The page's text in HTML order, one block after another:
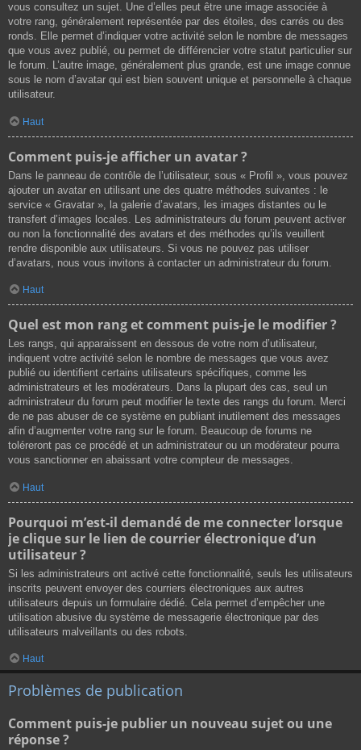
vous consultez un sujet. Une d’elles peut être une image associée à
votre rang, généralement représentée par des étoiles, des carrés ou des
ronds. Elle permet d’indiquer votre activité selon le nombre de messages
que vous avez publié, ou permet de différencier votre statut particulier sur
le forum. L’autre image, généralement plus grande, est une image connue
sous le nom d’avatar qui est bien souvent unique et personnelle à chaque
utilisateur.
Haut
Comment puis-je afficher un avatar ?
Dans le panneau de contrôle de l’utilisateur, sous « Profil », vous pouvez
ajouter un avatar en utilisant une des quatre méthodes suivantes : le
service « Gravatar », la galerie d’avatars, les images distantes ou le
transfert d’images locales. Les administrateurs du forum peuvent activer
ou non la fonctionnalité des avatars et des méthodes qu’ils veuillent
rendre disponible aux utilisateurs. Si vous ne pouvez pas utiliser
d’avatars, nous vous invitons à contacter un administrateur du forum.
Haut
Quel est mon rang et comment puis-je le modifier ?
Les rangs, qui apparaissent en dessous de votre nom d’utilisateur,
indiquent votre activité selon le nombre de messages que vous avez
publié ou identifient certains utilisateurs spécifiques, comme les
administrateurs et les modérateurs. Dans la plupart des cas, seul un
administrateur du forum peut modifier le texte des rangs du forum. Merci
de ne pas abuser de ce système en publiant inutilement des messages
afin d’augmenter votre rang sur le forum. Beaucoup de forums ne
toléreront pas ce procédé et un administrateur ou un modérateur pourra
vous sanctionner en abaissant votre compteur de messages.
Haut
Pourquoi m’est-il demandé de me connecter lorsque
je clique sur le lien de courrier électronique d’un
utilisateur ?
Si les administrateurs ont activé cette fonctionnalité, seuls les utilisateurs
inscrits peuvent envoyer des courriers électroniques aux autres
utilisateurs depuis un formulaire dédié. Cela permet d’empêcher une
utilisation abusive du système de messagerie électronique par des
utilisateurs malveillants ou des robots.
Haut
Problèmes de publication
Comment puis-je publier un nouveau sujet ou une
réponse ?